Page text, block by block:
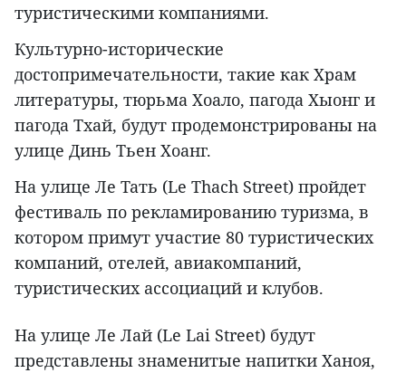
туристическими компаниями.
Культурно-исторические
достопримечательности, такие как Храм
литературы, тюрьма Хоало, пагода Хыонг и
пагода Тхай, будут продемонстрированы на
улице Динь Тьен Хоанг.
На улице Ле Тать (Le Thach Street) пройдет
фестиваль по рекламированию туризма, в
котором примут участие 80 туристических
компаний, отелей, авиакомпаний,
туристических ассоциаций и клубов.
На улице Ле Лай (Le Lai Street) будут
представлены знаменитые напитки Ханоя,